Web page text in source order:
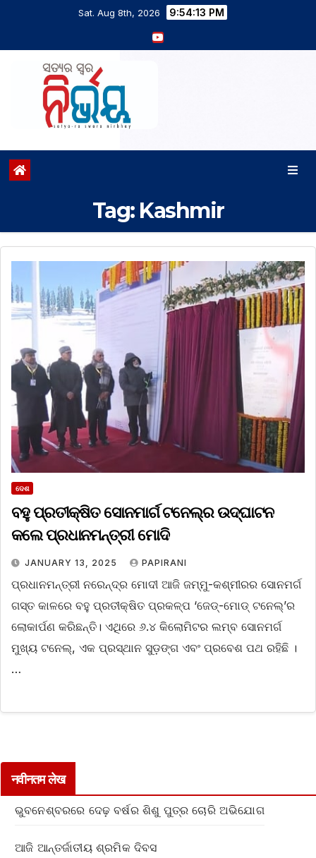
Sat. Aug 8th, 2026 9:54:14 PM
Tag: Kashmir
ଦେଶ
ବହୁ ପ୍ରତୀକ୍ଷିତ ସୋନମାର୍ଗ ଟନେଲ୍‌ର ଉଦ୍‌ଘାଟନ
କଲେ ପ୍ରଧାନମନ୍ତ୍ରୀ ମୋଦି
JANUARY 13, 2025 PAPIRANI
ପ୍ରଧାନମନ୍ତ୍ରୀ ନରେନ୍ଦ୍ର ମୋଦୀ ଆଜି ଜମ୍ମୁ-କଶ୍ମୀରର ସୋନମର୍ଗ
ଗସ୍ତ କାଳରେ ବହୁ ପ୍ରତୀକ୍ଷିତ ପ୍ରକଳ୍ପ ‘ଜେଡ୍‌-ମୋଡ୍‌ ଟନେଲ୍‌’ର
ଲୋକାର୍ପଣ କରିଛନ୍ତି। ଏଥିରେ ୬.୪ କିଲୋମିଟର ଲମ୍ବ ସୋନମର୍ଗ
ମୁଖ୍ୟ ଟନେଲ୍, ଏକ ପ୍ରସ୍ଥାନ ସୁଡ଼ଙ୍ଗ ଏବଂ ପ୍ରବେଶ ପଥ ରହିଛି ।
…
नवीनतम लेख
ଭୁବନେଶ୍ବରରେ ଦେଢ଼ ବର୍ଷର ଶିଶୁ ପୁତ୍ର ଚୋରି ଅଭିଯୋଗ
ଆଜି ଆନ୍ତର୍ଜାତୀୟ ଶ୍ରମିକ ଦିବସ